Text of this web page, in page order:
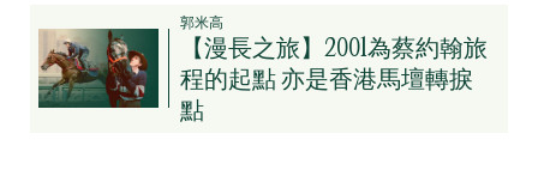
郭米高
【漫長之旅】2001為蔡約翰旅
程的起點 亦是香港馬壇轉捩
點